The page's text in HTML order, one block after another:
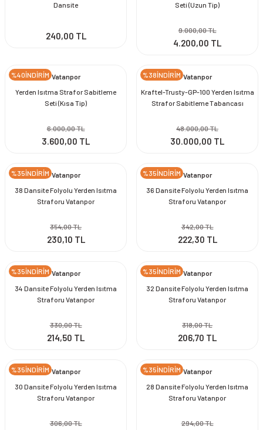
Dansite
240,00 TL
Seti (Uzun Tip)
9.000,00 TL
4.200,00 TL
%40İNDİRİM Vatanpor
Yerden Isıtma Strafor Sabitleme
Seti (Kısa Tip)
6.000,00 TL
3.600,00 TL
%38İNDİRİM Vatanpor
Kraftel-Trusty-GP-100 Yerden Isıtma
Strafor Sabitleme Tabancası
48.000,00 TL
30.000,00 TL
%35İNDİRİM Vatanpor
38 Dansite Folyolu Yerden Isıtma
Straforu Vatanpor
354,00 TL
230,10 TL
%35İNDİRİM Vatanpor
36 Dansite Folyolu Yerden Isıtma
Straforu Vatanpor
342,00 TL
222,30 TL
%35İNDİRİM Vatanpor
34 Dansite Folyolu Yerden Isıtma
Straforu Vatanpor
330,00 TL
214,50 TL
%35İNDİRİM Vatanpor
32 Dansite Folyolu Yerden Isıtma
Straforu Vatanpor
318,00 TL
206,70 TL
%35İNDİRİM Vatanpor
30 Dansite Folyolu Yerden Isıtma
Straforu Vatanpor
306,00 TL
%35İNDİRİM Vatanpor
28 Dansite Folyolu Yerden Isıtma
Straforu Vatanpor
294,00 TL